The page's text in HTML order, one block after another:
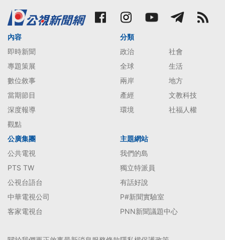
內容
即時新聞
專題策展
數位敘事
當期節目
深度報導
觀點
分類
政治
社會
全球
生活
兩岸
地方
產經
文教科技
環境
社福人權
公廣集團
公共電視
PTS TW
公視台語台
中華電視公司
客家電視台
主題網站
我們的島
獨立特派員
有話好說
P#新聞實驗室
PNN新聞議題中心